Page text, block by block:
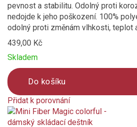
pevnost a stabilitu. Odolný proti
nedojde k jeho poškození. 100%
odolný proti změnám vlhkosti, teplot
439,00 Kč
Skladem
Do košíku
Přidat k porovnání
Product
is